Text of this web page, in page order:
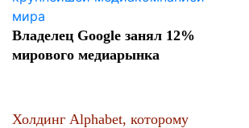
Владелец Google занял 12%
мирового медиарынка
Холдинг Alphabet, которому